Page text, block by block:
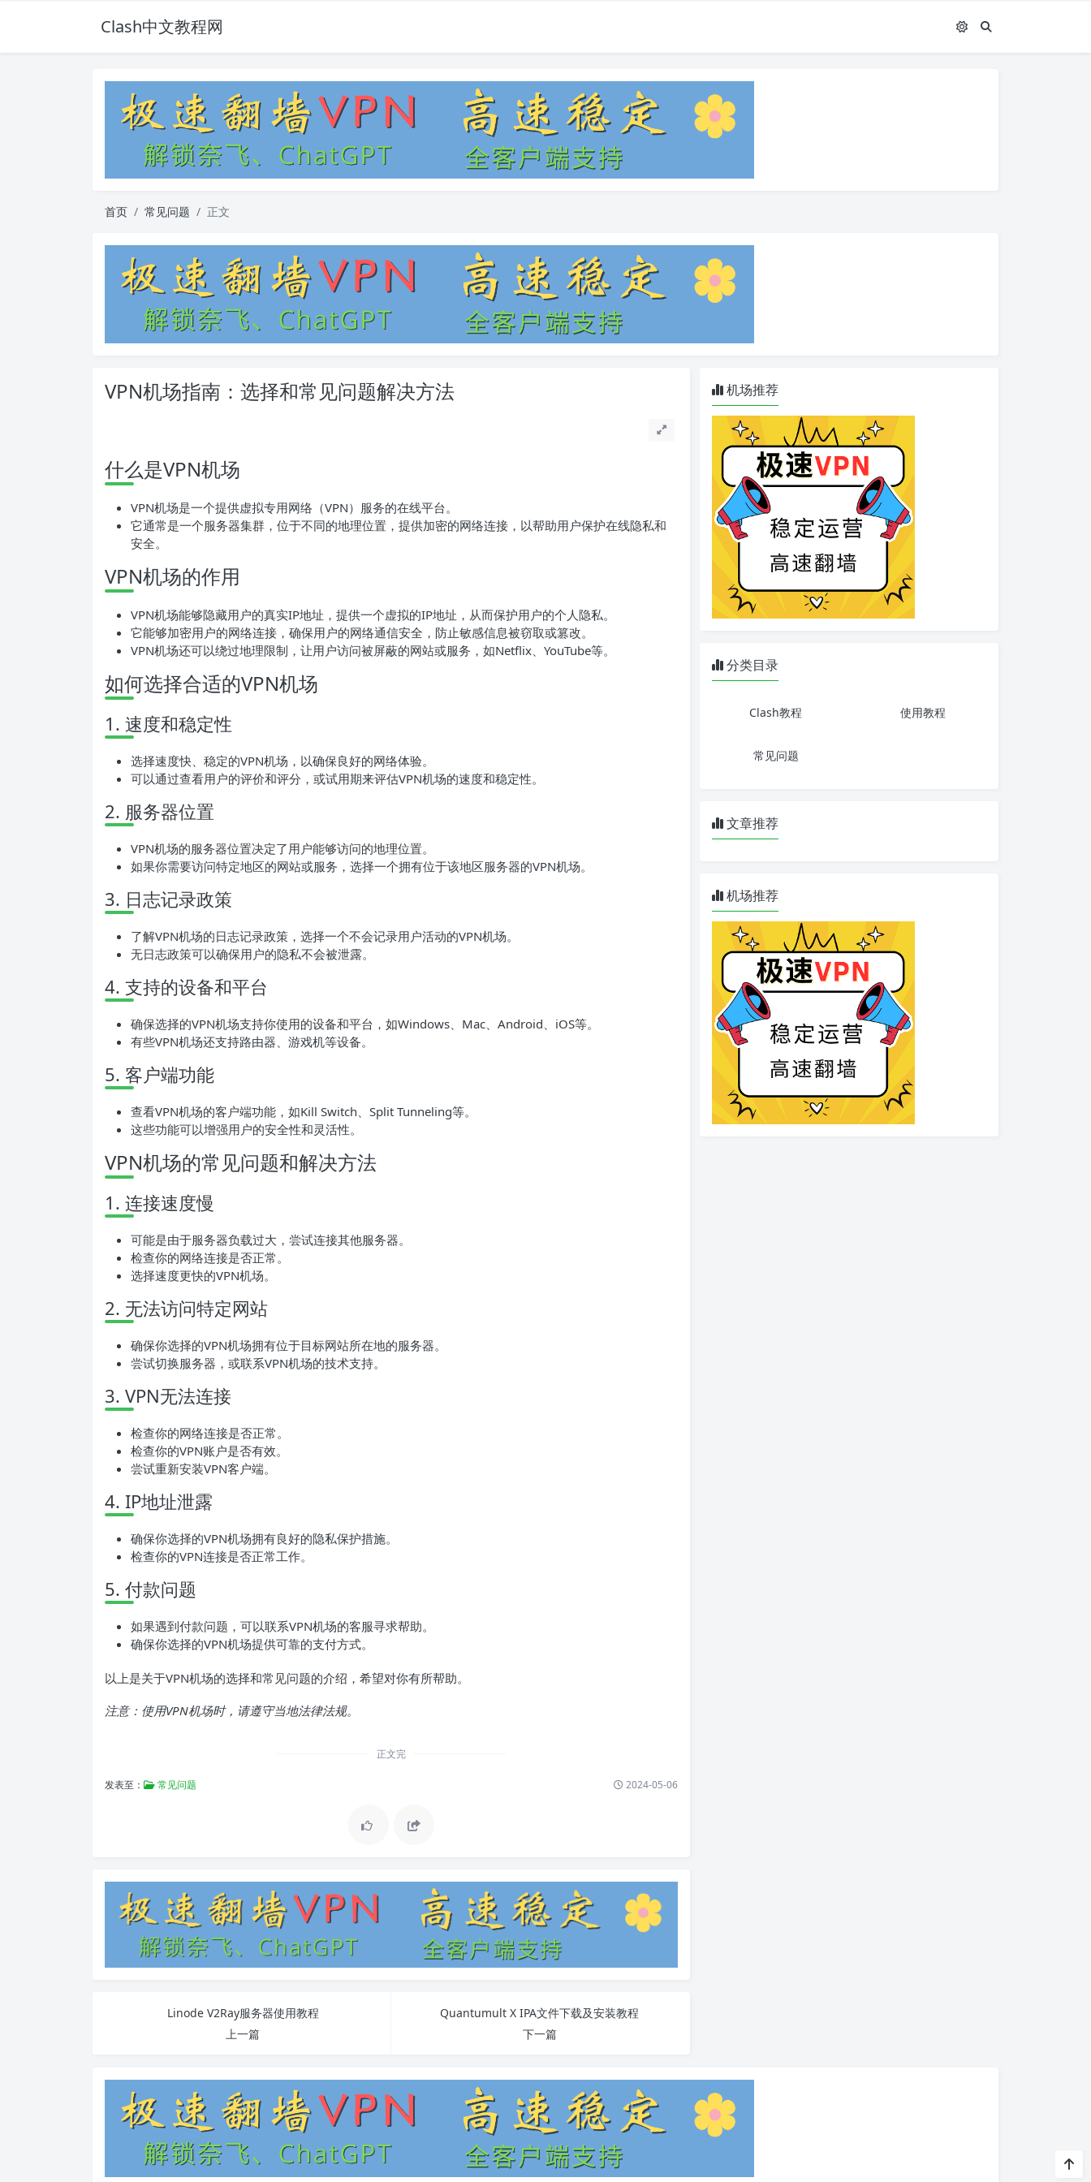
Clash中文教程网
首页 常见问题 正文
VPN机场指南：选择和常见问题解决方法
什么是VPN机场
VPN机场是一个提供虚拟专用网络（VPN）服务的在线平台。
它通常是一个服务器集群，位于不同的地理位置，提供加密的网络连接，以帮助用户保护在线隐私和
安全。
VPN机场的作用
VPN机场能够隐藏用户的真实IP地址，提供一个虚拟的IP地址，从而保护用户的个人隐私。
它能够加密用户的网络连接，确保用户的网络通信安全，防止敏感信息被窃取或篡改。
VPN机场还可以绕过地理限制，让用户访问被屏蔽的网站或服务，如Netflix、YouTube等。
如何选择合适的VPN机场
1. 速度和稳定性
选择速度快、稳定的VPN机场，以确保良好的网络体验。
可以通过查看用户的评价和评分，或试用期来评估VPN机场的速度和稳定性。
2. 服务器位置
VPN机场的服务器位置决定了用户能够访问的地理位置。
如果你需要访问特定地区的网站或服务，选择一个拥有位于该地区服务器的VPN机场。
3. 日志记录政策
了解VPN机场的日志记录政策，选择一个不会记录用户活动的VPN机场。
无日志政策可以确保用户的隐私不会被泄露。
4. 支持的设备和平台
确保选择的VPN机场支持你使用的设备和平台，如Windows、Mac、Android、iOS等。
有些VPN机场还支持路由器、游戏机等设备。
5. 客户端功能
查看VPN机场的客户端功能，如Kill Switch、Split Tunneling等。
这些功能可以增强用户的安全性和灵活性。
VPN机场的常见问题和解决方法
1. 连接速度慢
可能是由于服务器负载过大，尝试连接其他服务器。
检查你的网络连接是否正常。
选择速度更快的VPN机场。
2. 无法访问特定网站
确保你选择的VPN机场拥有位于目标网站所在地的服务器。
尝试切换服务器，或联系VPN机场的技术支持。
3. VPN无法连接
检查你的网络连接是否正常。
检查你的VPN账户是否有效。
尝试重新安装VPN客户端。
4. IP地址泄露
确保你选择的VPN机场拥有良好的隐私保护措施。
检查你的VPN连接是否正常工作。
5. 付款问题
如果遇到付款问题，可以联系VPN机场的客服寻求帮助。
确保你选择的VPN机场提供可靠的支付方式。
以上是关于VPN机场的选择和常见问题的介绍，希望对你有所帮助。
注意：使用VPN机场时，请遵守当地法律法规。
正文完
发表至： 常见问题 2024-05-06
Linode V2Ray服务器使用教程
上一篇
Quantumult X IPA文件下载及安装教程
下一篇
机场推荐
分类目录
Clash教程 使用教程
常见问题
文章推荐
机场推荐